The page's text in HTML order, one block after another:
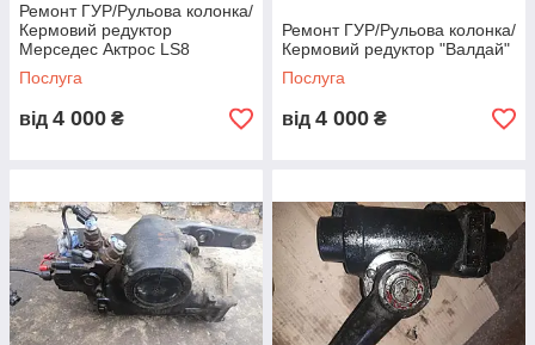
Ремонт ГУР/Рульова колонка/
Кермовий редуктор
Мерседес Актрос LS8
Послуга
від 4 000 ₴
Ремонт ГУР/Рульова колонка/
Кермовий редуктор "Валдай"
Послуга
від 4 000 ₴